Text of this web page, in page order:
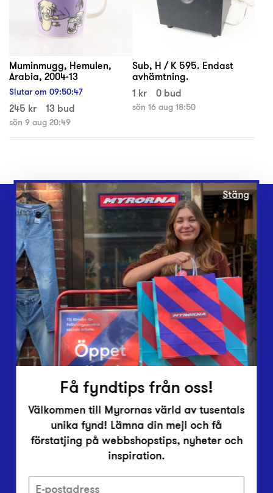
Muminmugg, Hemulen,
Arabia, 2004-13
Slutar om 09:50:47
245 kr 13 bud
sön 9 aug 20:49
Sub, H / K 595. Endast
avhämtning.
1 kr
0 bud
sön 16 aug 18:50
Webbshop
Butiker
Lämna in
Vårt överskott
Inlämningsplatser
Om Myrorna
Lediga jobb
Pressrum
Integritetsskyddspolicy
Stäng
Få fyndtips från oss!
Välkommen till Myrornas värld av tusentals
unika fynd! Lämna din mejl och få
förstatjing på webbshopstips, nyheter och
inspiration.